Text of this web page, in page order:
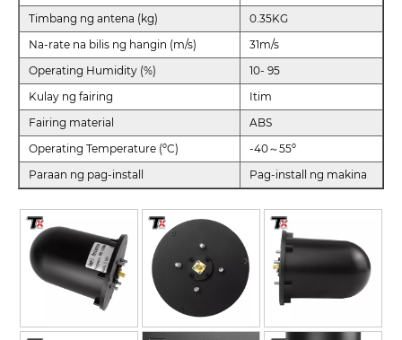
Timbang ng antena (kg)
0.35KG
Na-rate na bilis ng hangin (m/s)
31m/s
Operating Humidity (%)
10- 95
Kulay ng fairing
Itim
Fairing material
ABS
Operating Temperature (ºC)
-40～55º
Paraan ng pag-install
Pag-install ng makina